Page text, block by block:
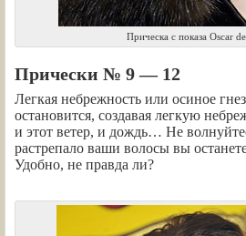
Прическа с показа Oscar
Прически № 9 — 12
Легкая небрежность или осиное
остановится, создавая легкую
и этот ветер, и дождь… Не
растрепало ваши волосы вы
Удобно, не правда ли?